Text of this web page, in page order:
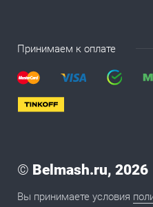
Принимаем к оплате
© Belmash.ru, 2026
Вы принимаете условия